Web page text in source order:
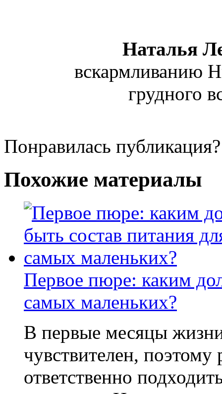
Наталья
вскармливанию
грудного
Понравилась
Похожие материалы
Первое пюре: каким
самых маленьких?
В первые месяцы
чувствителен,
ответственно